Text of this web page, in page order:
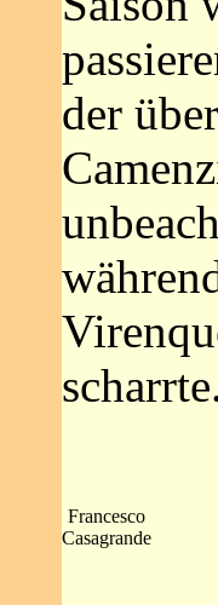
der
Francesco
Casagrande